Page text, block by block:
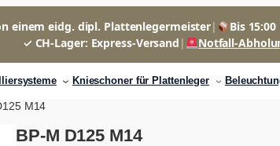
einem eidg. dipl. Plattenlegermeister| Bis
✓ CH-Lager: Express-Versand | Notfall-
Knieschoner für Plattenleger
M14
BP-M D125 M14